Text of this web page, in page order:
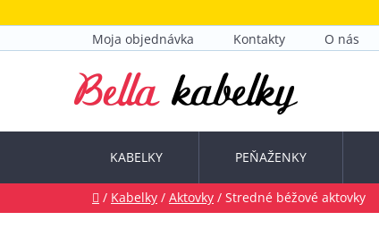
na
Moja objednávka
Kontakty O nás
KABELKY PEŇAŽENKY
Domov
/ Kabelky / Aktovky / Stredné béžové aktovky
B